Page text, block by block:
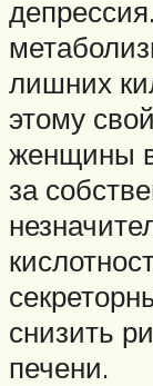
лишних
этому
женщины
за
снизить
печени.